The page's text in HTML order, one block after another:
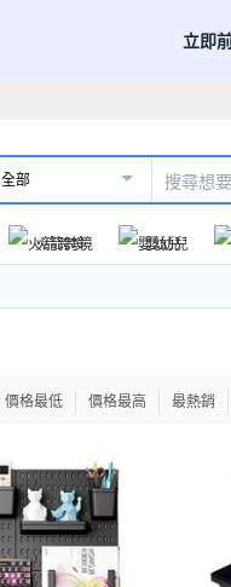
立即
全部
火箭跨境 嬰幼兒
價格最低 價格最高 最熱銷